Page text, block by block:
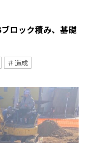
ロック積み、基礎
＃造成